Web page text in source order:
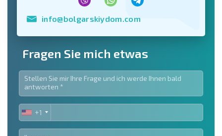
info@bolgarskiydom.com
Fragen Sie mich etwas
UNITED
STATES
+1
+1